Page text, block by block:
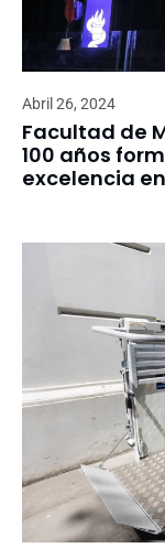
Abril 26, 2024
Facultad de
100 años
excelencia